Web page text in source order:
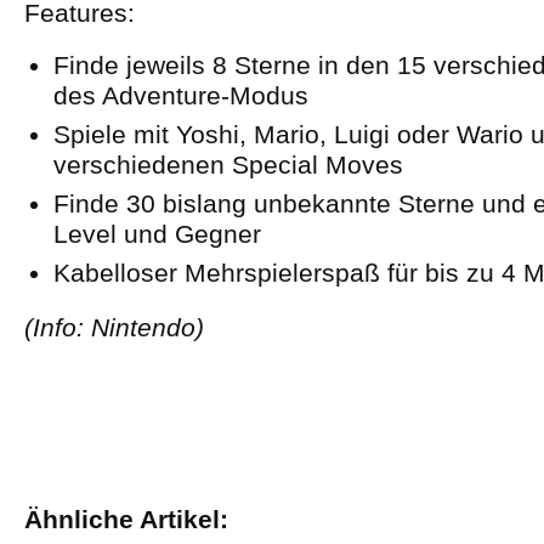
Features:
Finde jeweils 8 Sterne in den 15
des Adventure-Modus
Spiele mit Yoshi, Mario, Luigi oder Wario
verschiedenen Special Moves
Finde 30 bislang unbekannte Sterne und
Level und Gegner
Kabelloser Mehrspielerspaß für bis zu 4
(Info: Nintendo)
Ähnliche Artikel: